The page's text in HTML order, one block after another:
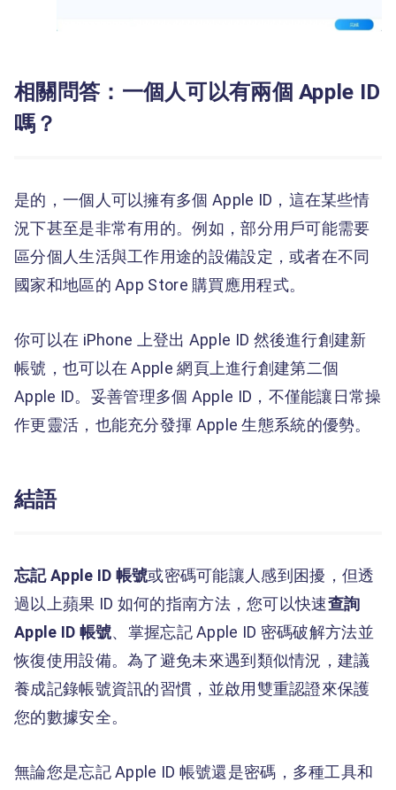
相關問答：一個人可以有兩個 Apple ID
嗎？
是的，一個人可以擁有多個 Apple ID，這在某些情
況下甚至是非常有用的。例如，部分用戶可能需要
區分個人生活與工作用途的設備設定，或者在不同
國家和地區的 App Store 購買應用程式。
你可以在 iPhone 上登出 Apple ID 然後進行創建新
帳號，也可以在 Apple 網頁上進行創建第二個
Apple ID。妥善管理多個 Apple ID，不僅能讓日常操
作更靈活，也能充分發揮 Apple 生態系統的優勢。
結語
忘記 Apple ID 帳號或密碼可能讓人感到困擾，但透
過以上蘋果 ID 如何的指南方法，您可以快速查詢
Apple ID 帳號、掌握忘記 Apple ID 密碼破解方法並
恢復使用設備。為了避免未來遇到類似情況，建議
養成記錄帳號資訊的習慣，並啟用雙重認證來保護
您的數據安全。
無論您是忘記 Apple ID 帳號還是密碼，多種工具和